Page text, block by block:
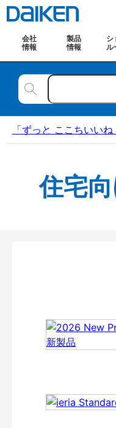
会社
情報
製品
情報
シ
ル
「ずっと ここちいい
住宅